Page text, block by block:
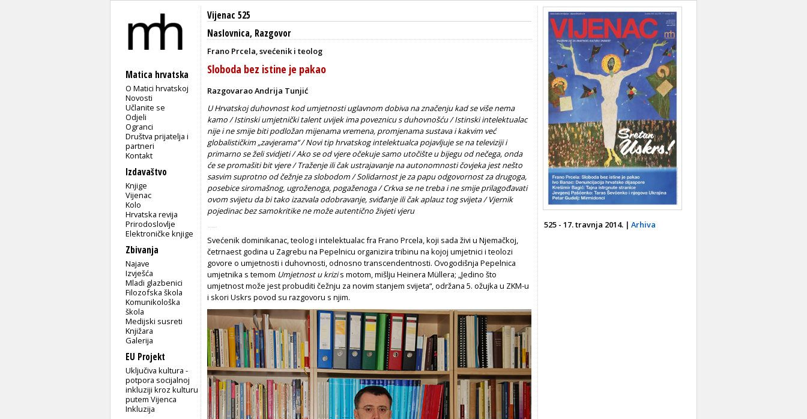
Matica hrvatska
O Matici hrvatskoj
Novosti
Učlanite se
Odjeli
Ogranci
Društva prijatelja i
partneri
Kontakt
Izdavaštvo
Knjige
Vijenac
Kolo
Hrvatska revija
Prirodoslovlje
Elektroničke knjige
Zbivanja
Najave
Izvješća
Mladi glazbenici
Filozofska škola
Komunikološka
škola
Medijski susreti
Knjižara
Galerija
EU Projekt
Uključiva kultura -
potpora socijalnoj
inkluziji kroz kulturu
putem Vijenca
Inkluzija
Vijenac 525
Naslovnica, Razgovor
Frano Prcela, svećenik i teolog
Sloboda bez istine je pakao
Razgovarao Andrija Tunjić
U Hrvatskoj duhovnost kod umjetnosti uglavnom dobiva na značenju kad se više nema
kamo / Istinski umjetnički talent uvijek ima poveznicu s duhovnošću / Istinski intelektualac
nije i ne smije biti podložan mijenama vremena, promjenama sustava i kakvim već
globalističkim „zavjerama“ / Novi tip hrvatskog intelektualca pojavljuje se na televiziji i
primarno se želi svidjeti / Ako se od vjere očekuje samo utočište u bijegu od nečega, onda
će se promašiti bit vjere / Traženje ili čak ustrajavanje na autonomnosti čovjeka jest nešto
sasvim suprotno od čežnje za slobodom / Solidarnost je za papu odgovornost za drugoga,
posebice siromašnog, ugroženoga, pogaženoga / Crkva se ne treba i ne smije prilagođavati
ovom svijetu da bi tako izazvala odobravanje, sviđanje ili čak aplauz tog svijeta / Vjernik
pojedinac bez samokritike ne može autentično živjeti vjeru
Svećenik dominikanac, teolog i intelektualac fra Frano Prcela, koji sada živi u Njemačkoj,
četrnaest godina u Zagrebu na Pepelnicu organizira tribinu na kojoj umjetnici i teolozi
govore o umjetnosti i duhovnosti, odnosno transcendentnosti. Ovogodišnja Pepelnica
umjetnika s temom Umjetnost u krizis motom, mišlju Heinera Müllera; „Jedino što
umjetnost može jest probuditi čežnju za novim stanjem svijeta“, održana 5. ožujka u ZKM-u
i skori Uskrs povod su razgovoru s njim.
525 - 17. travnja 2014. | Arhiva